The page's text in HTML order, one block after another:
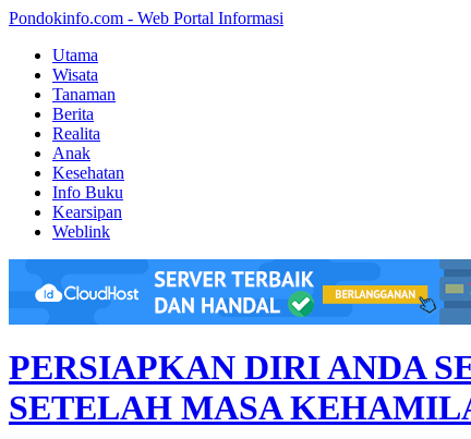
Pondokinfo.com - Web Portal Informasi
Utama
Wisata
Tanaman
Berita
Realita
Anak
Kesehatan
Info Buku
Kearsipan
Weblink
PERSIAPKAN DIRI ANDA
SETELAH MASA